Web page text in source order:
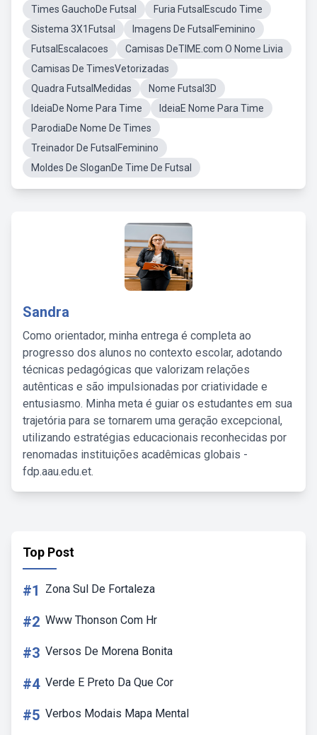
Times GauchoDe Futsal
Furia FutsalEscudo Time
Sistema 3X1Futsal
Imagens De FutsalFeminino
FutsalEscalacoes
Camisas DeTIME.com O Nome Livia
Camisas De TimesVetorizadas
Quadra FutsalMedidas
Nome Futsal3D
IdeiaDe Nome Para Time
IdeiaE Nome Para Time
ParodiaDe Nome De Times
Treinador De FutsalFeminino
Moldes De SloganDe Time De Futsal
Sandra
Como orientador, minha entrega é completa ao
progresso dos alunos no contexto escolar, adotando
técnicas pedagógicas que valorizam relações
autênticas e são impulsionadas por criatividade e
entusiasmo. Minha meta é guiar os estudantes em sua
trajetória para se tornarem uma geração excepcional,
utilizando estratégias educacionais reconhecidas por
renomadas instituições acadêmicas globais -
fdp.aau.edu.et.
Top Post
#1 Zona Sul De Fortaleza
#2 Www Thonson Com Hr
#3 Versos De Morena Bonita
#4 Verde E Preto Da Que Cor
#5 Verbos Modais Mapa Mental